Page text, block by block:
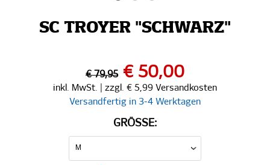
SC TROYER "SCHWARZ"
€ 79,95 € 50,00
inkl. MwSt. | zzgl. € 5,99 Versandkosten
Versandfertig in 3-4 Werktagen
GRÖSSE: